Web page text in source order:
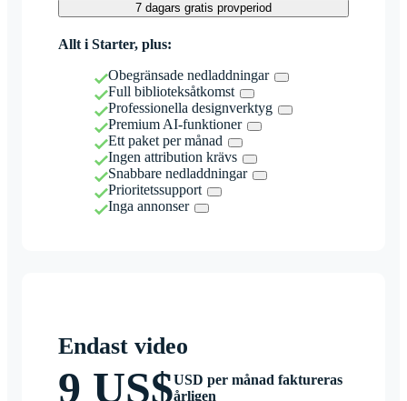
7 dagars gratis provperiod
Allt i Starter, plus:
Obegränsade nedladdningar
Full biblioteksåtkomst
Professionella designverktyg
Premium AI-funktioner
Ett paket per månad
Ingen attribution krävs
Snabbare nedladdningar
Prioritetssupport
Inga annonser
Endast video
9 US$USD per månad faktureras
årligen